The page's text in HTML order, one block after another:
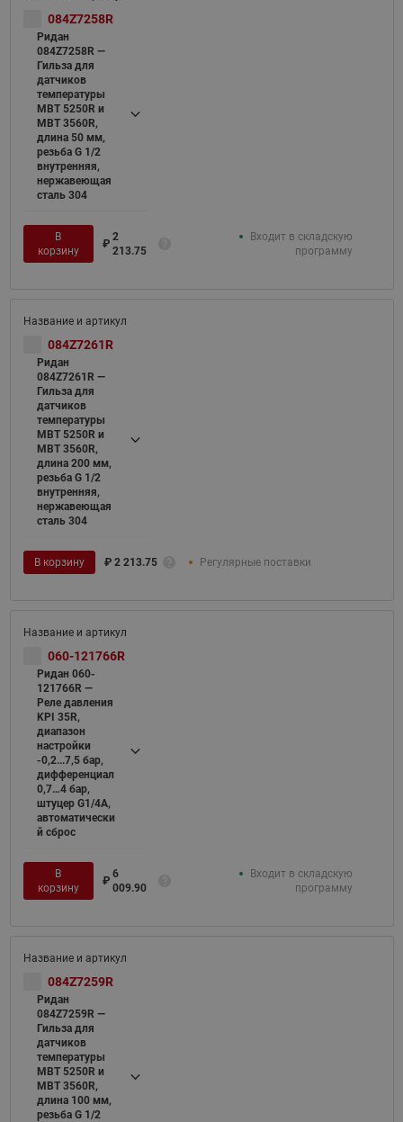
084Z7258R
Ридан
084Z7258R —
Гильза для
датчиков
температуры
MBT 5250R и
MBT 3560R,
длина 50 мм,
резьба G 1/2
внутренняя,
нержавеющая
сталь 304
В
корзину
₽
2
213.75
Входит в складскую
программу
084Z7261R
Ридан
084Z7261R —
Гильза для
датчиков
температуры
MBT 5250R и
MBT 3560R,
длина 200 мм,
резьба G 1/2
внутренняя,
нержавеющая
сталь 304
В корзину ₽ 2 213.75 Регулярные поставки
060-121766R
Ридан 060-
121766R —
Реле давления
KPI 35R,
диапазон
настройки
-0,2...7,5 бар,
дифференциал
0,7…4 бар,
штуцер G1/4А,
автоматически
й сброс
В
корзину
₽
6
009.90
Входит в складскую
программу
084Z7259R
Ридан
084Z7259R —
Гильза для
датчиков
температуры
MBT 5250R и
MBT 3560R,
длина 100 мм,
резьба G 1/2